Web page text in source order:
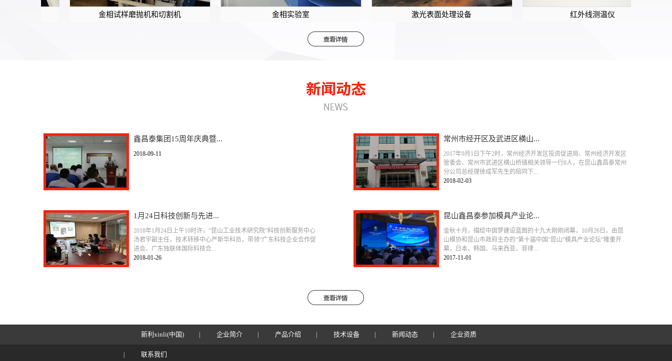
金相试样磨抛机和切割机 金相实验室 激光表面处理设备 红外线测温仪
鑫昌泰集团15周年庆典暨...
2018-09-11
常州市经开区及武进区横山...
2017年9月1日下午2时，常州经济开发区投资促进局、常州经济开发区
管委会、常州市武进区横山桥镇相关领导一行8人，在昆山鑫昌泰常州
分公司总经理徐成军先生的陪同下...
2018-02-03
1月24日科技创新与先进...
2018年1月24日上午10时许，“昆山工业技术研究院”科技创新服务中心
汤君宇副主任，技术转移中心严斯华科员，带领“广东科技企业合作促
进会、广东独联体国际科技合...
2018-01-26
昆山鑫昌泰参加模具产业论...
金秋十月，描绘中国梦建设蓝图的十九大刚刚闭幕，10月26日，由昆
山模协和昆山市政府主办的“第十届中国“昆山”模具产业论坛”隆重开
幕，日本、韩国、马来西亚、菲律...
2017-11-01
新利xinli(中国) 企业简介 产品介绍 技术设备 新闻动态 企业资质
联系我们